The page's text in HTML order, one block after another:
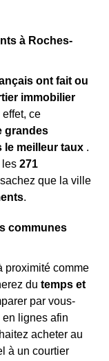
à Roches-
ont fait ou
immobilier
ce
grandes
le meilleur taux .
les 271
que la ville
.
communes
proximité comme
du temps et
par vous-
en lignes afin
acheter au
à un courtier